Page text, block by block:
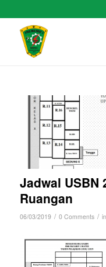
Jadwal USBN
Ruangan
06/03/2019 / 0 Comments / in